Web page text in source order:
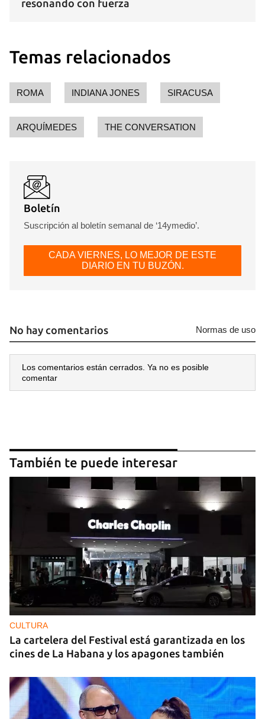
resonando con fuerza
Temas relacionados
ROMA INDIANA JONES SIRACUSA
ARQUÍMEDES THE CONVERSATION
Boletín
Suscripción al boletín semanal de ‘14ymedio’.
CADA VIERNES, LO MEJOR DE ESTE
DIARIO EN TU BUZÓN.
No hay comentarios Normas de uso
Los comentarios están cerrados. Ya no es posible
comentar
También te puede interesar
CULTURA
La cartelera del Festival está garantizada en los
cines de La Habana y los apagones también